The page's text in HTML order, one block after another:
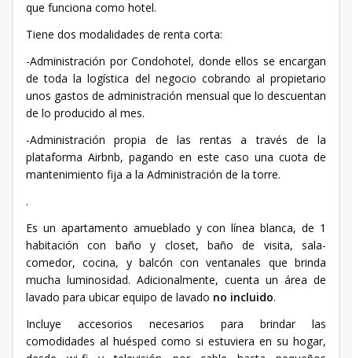
que funciona como hotel.
Tiene dos modalidades de renta corta:
-Administración por Condohotel, donde ellos se encargan
de toda la logística del negocio cobrando al propietario
unos gastos de administración mensual que lo descuentan
de lo producido al mes.
-Administración propia de las rentas a través de la
plataforma Airbnb, pagando en este caso una cuota de
mantenimiento fija a la Administración de la torre.
.
Es un apartamento amueblado y con línea blanca, de 1
habitación con baño y closet, baño de visita, sala-
comedor, cocina, y balcón con ventanales que brinda
mucha luminosidad. Adicionalmente, cuenta un área de
lavado para ubicar equipo de lavado no incluido.
Incluye accesorios necesarios para brindar las
comodidades al huésped como si estuviera en su hogar,